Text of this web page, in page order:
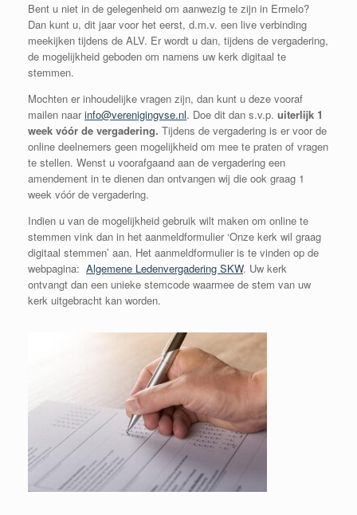
Bent u niet in de gelegenheid om aanwezig te zijn in Ermelo?
Dan kunt u, dit jaar voor het eerst, d.m.v. een live verbinding
meekijken tijdens de ALV. Er wordt u dan, tijdens de vergadering,
de mogelijkheid geboden om namens uw kerk digitaal te
stemmen.
Mochten er inhoudelijke vragen zijn, dan kunt u deze vooraf
mailen naarinfo@verenigingvse.nl. Doe dit dan s.v.p. uiterlijk 1
week vóór de vergadering. Tijdens de vergadering is er voor de
online deelnemers geen mogelijkheid om mee te praten of vragen
te stellen. Wenst u voorafgaand aan de vergadering een
amendement in te dienen dan ontvangen wij die ook graag 1
week vóór de vergadering.
Indien u van de mogelijkheid gebruik wilt maken om online te
stemmen vink dan in het aanmeldformulier ‘Onze kerk wil graag
digitaal stemmen’ aan. Het aanmeldformulier is te vinden op de
webpagina: Algemene Ledenvergadering SKW. Uw kerk
ontvangt dan een unieke stemcode waarmee de stem van uw
kerk uitgebracht kan worden.